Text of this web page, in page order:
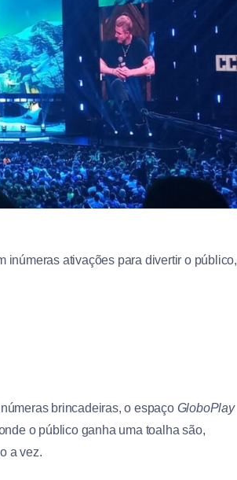
inúmeras ativações para divertir o público,
brincadeiras, o espaço GloboPlay
o público ganha uma toalha são,
a vez.